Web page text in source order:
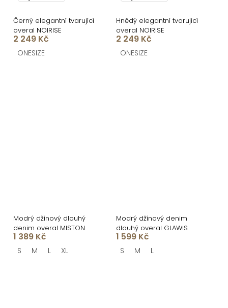
Černý elegantní tvarující
overal NOIRISE
2 249 Kč
ONESIZE
Hnědý elegantní tvarující
overal NOIRISE
2 249 Kč
ONESIZE
Modrý džínový dlouhý
denim overal MISTON
1 389 Kč
S M L XL
Modrý džínový denim
dlouhý overal GLAWIS
1 599 Kč
S M L